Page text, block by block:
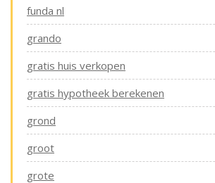
funda nl
grando
gratis huis verkopen
gratis hypotheek berekenen
grond
groot
grote